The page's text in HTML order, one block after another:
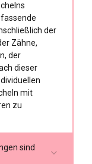
der
Zähne,
der
dieser
mit
zu
sind